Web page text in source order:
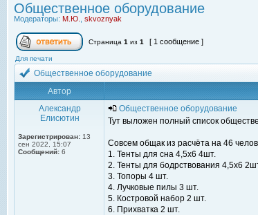
Общественное оборудование
Модераторы: М.Ю. skvoznyak
Страница 1 из 1 [ 1 сообщение ]
Для печати
Общественное оборудование
Автор
Александр
Елисютин
Зарегистрирован: 13
сен 2022, 15:07
Сообщений: 6
Общественное оборудование
Тут выложен полный список
Совсем общак из расчёта на 46
1. Тенты для сна 4,5x6 4шт.
2. Тенты для бодрствования 4,5х6
3. Топоры 4 шт.
4. Лучковые пилы 3 шт.
5. Костровой набор 2 шт.
6. Прихватка 2 шт.